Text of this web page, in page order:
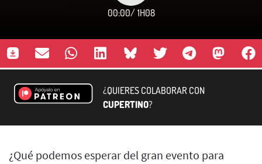
00:00/ 1H08
¿QUIERES COLABORAR CON
CUPERTINO?
¿Qué podemos esperar del gran evento para